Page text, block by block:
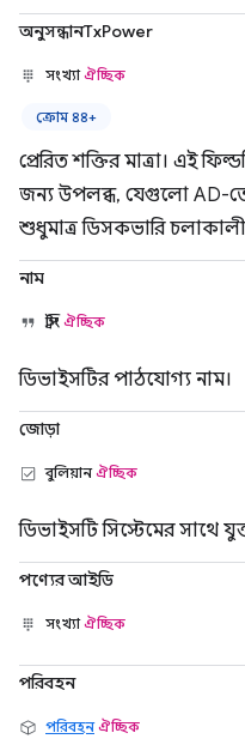
অনুসন্ধানTxPower
সংখ্যাঐচ্ছিক
ক্রোম ৪৪+
প্রেরিত শক্তির মাত্রা। এই
জন্য উপলব্ধ, যেগুলো AD-তে
শুধুমাত্র ডিসকভারি
নাম
স্ট্রিং ঐচ্ছিক
ডিভাইসটির পাঠযোগ্য নাম।
জোড়া
বুলিয়ানঐচ্ছিক
ডিভাইসটি সিস্টেমের সাথে
পণ্যের আইডি
সংখ্যাঐচ্ছিক
পরিবহন
পরিবহন ঐচ্ছিক